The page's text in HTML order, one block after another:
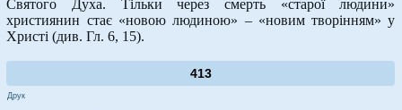
Святого Духа. Тільки через смерть «старої людини»
християнин стає «новою людиною» – «новим творінням» у
Христі (див. Гл. 6, 15).
413
Друк